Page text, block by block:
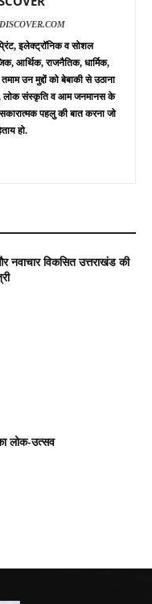
इलेक्ट्रॉनिक व सोशल
आर्थिक, राजनैतिक, धार्मिक,
उन मुद्दों को बेबाकी से उठाना
लोक संस्कृति व आम जनमानस के
पहलु की बात करना जो
हो.
और नवाचार विकसित उत्तराखंड की
लोक-उत्सव